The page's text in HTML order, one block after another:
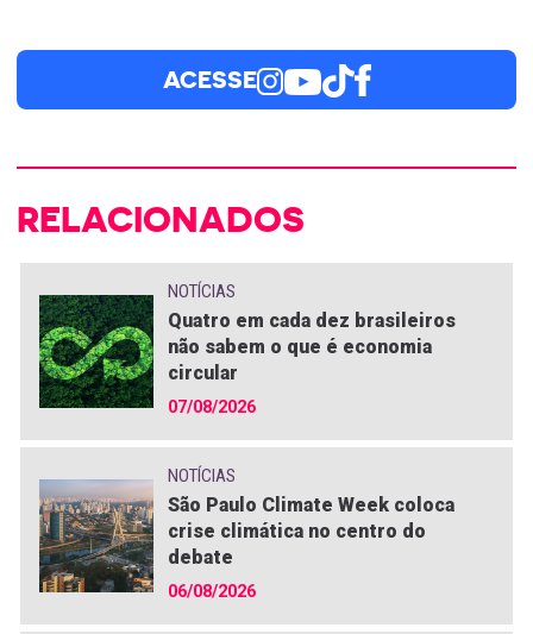
ACESSE
RELACIONADOS
NOTÍCIAS
Quatro em cada dez brasileiros
não sabem o que é economia
circular
07/08/2026
NOTÍCIAS
São Paulo Climate Week coloca
crise climática no centro do
debate
06/08/2026